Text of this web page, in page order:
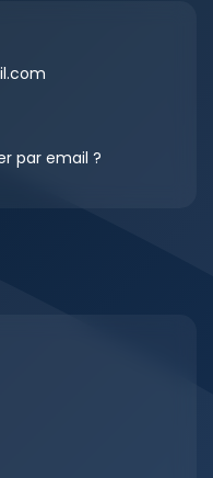
par email ?